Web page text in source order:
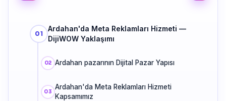
Ardahan'da Meta Reklamları Hizmeti —
DijiWOW Yaklaşımı
Ardahan pazarının Dijital Pazar Yapısı
Ardahan'da Meta Reklamları Hizmeti
Kapsamımız